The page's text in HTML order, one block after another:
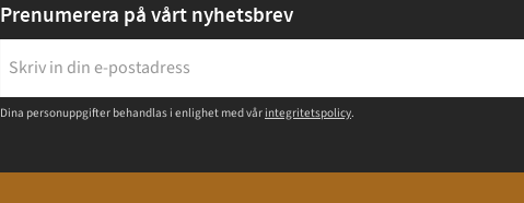
Prenumerera på vårt nyhetsbrev
Dina personuppgifter behandlas i enlighet med vår integritetspolicy.